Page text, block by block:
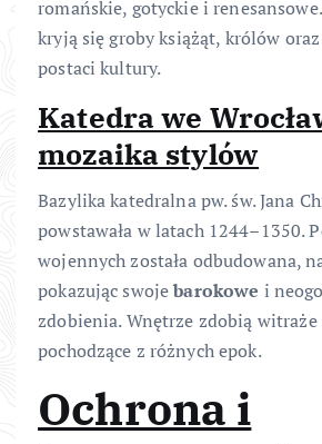
romańskie, gotyckie i
kryją się groby książąt, królów
postaci kultury.
Katedra we
mozaika stylów
Bazylika katedralna pw. św. Jana
powstawała w latach 1244–1350.
wojennych została odbudowana,
pokazując swojebarokowe i
zdobienia. Wnętrze zdobią witraże
pochodzące z różnych epok.
Ochrona i